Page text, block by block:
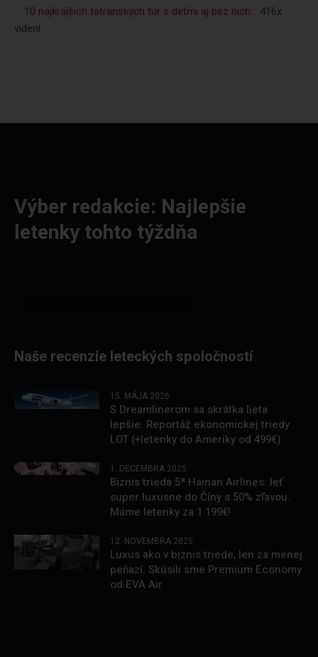
10 najkrajších tatranských túr s deťmi aj bez nich… 416x
videní
Výber redakcie: Najlepšie
letenky tohto týždňa
Naše recenzie leteckých spoločností
15. MÁJA 2026
S Dreamlinerom sa skrátka lieta
lepšie. Reportáž ekonomickej triedy
LOT (+letenky do Ameriky od 499€)
1. DECEMBRA 2025
Biznis trieda 5* Hainan Airlines: leť
super luxusne do Číny s 50% zľavou.
Máme letenky za 1 199€!
12. NOVEMBRA 2025
Luxus ako v biznis triede, len za menej
peňazí. Skúsili sme Premium Economy
od EVA Air